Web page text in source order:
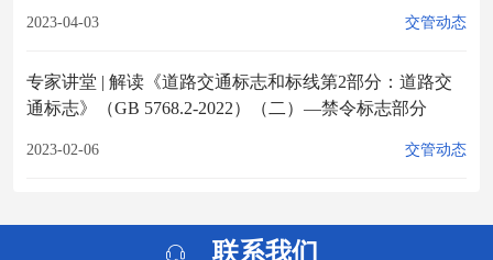
2023-04-03 交管动态
专家讲堂 | 解读《道路交通标志和标线第2部分：道路交
通标志》（GB 5768.2-2022）（二）—禁令标志部分
2023-02-06 交管动态
联系我们